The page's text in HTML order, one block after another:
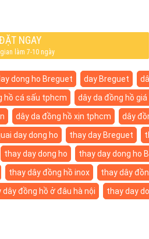
NGAY
làm 7-10 ngày
dong ho Breguet day Breguet
hồ cá sấu tphcm dây da đồng hồ giá
dây da đồng hồ xịn tphcm dây
day dong ho thay day Breguet
thay day dong ho thay day dong ho
thay dây đồng hồ inox
thay dây
dây đồng hồ ở đâu hà nội thay day